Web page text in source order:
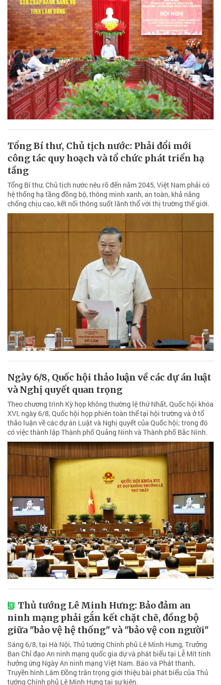
Tổng Bí thư, Chủ tịch nước: Phải đổi mới
công tác quy hoạch và tổ chức phát triển hạ
tầng
Tổng Bí thư, Chủ tịch nước nêu rõ đến năm 2045, Việt Nam phải có
hệ thống hạ tầng đồng bộ, thông minh xanh, an toàn, khả năng
chống chịu cao, kết nối thông suốt lãnh thổ với thị trường thế giới.
Ngày 6/8, Quốc hội thảo luận về các dự án luật
và Nghị quyết quan trọng
Theo chương trình Kỳ họp không thường lệ thứ Nhất, Quốc hội khóa
XVI, ngày 6/8, Quốc hội họp phiên toàn thể tại hội trường và ở tổ
thảo luận về các dự án Luật và Nghị quyết của Quốc hội; trong đó
có việc thành lập Thành phố Quảng Ninh và Thành phố Bắc Ninh.
Thủ tướng Lê Minh Hưng: Bảo đảm an
ninh mạng phải gắn kết chặt chẽ, đồng bộ
giữa "bảo vệ hệ thống" và "bảo vệ con người"
Sáng 6/8, tại Hà Nội, Thủ tướng Chính phủ Lê Minh Hưng, Trưởng
Ban Chỉ đạo An ninh mạng quốc gia dự và phát biểu tại Lễ Mít tinh
hưởng ứng Ngày An ninh mạng Việt Nam. Báo và Phát thanh,
Truyền hình Lâm Đồng trân trọng giới thiệu bài phát biểu của Thủ
tướng Chính phủ Lê Minh Hưng tại sự kiện.